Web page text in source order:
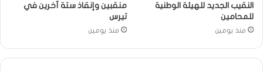
النقيب الجديد للهيئة الوطنية
للمحامين
منذ يومين
منقبين وإنقاذ ستة آخرين في
تيرس
منذ يومين